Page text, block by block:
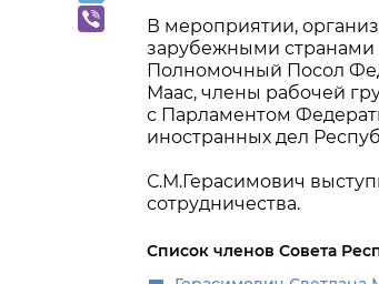
В мероприятии,
зарубежными странами
Полномочный Посол
Маас, члены рабочей
с Парламентом
иностранных дел
С.М.Герасимович
сотрудничества.
Список членов Совета